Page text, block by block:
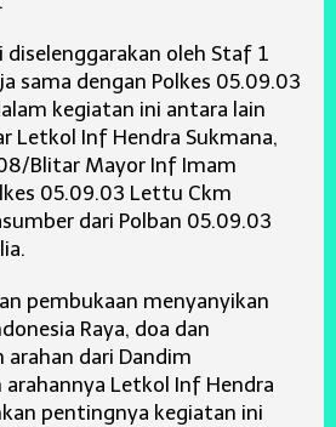
diselenggarakan oleh Staf 1
sama dengan Polkes 05.09.03
kegiatan ini antara lain
Letkol Inf Hendra Sukmana,
Blitar Mayor Inf Imam
05.09.03 Lettu Ckm
dari Polban 05.09.03
pembukaan menyanyikan
Raya, doa dan
dari Dandim
Letkol Inf Hendra
pentingnya kegiatan ini